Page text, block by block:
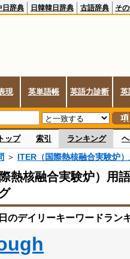
日辞典 日韓韓日辞典 古語辞典 そ
現 英単語帳 英語力診断 英
ップ 索引 ランキング
＞ ITER（国際熱核融合実験炉
熱核融合実験炉）用
のデイリーキーワードラン